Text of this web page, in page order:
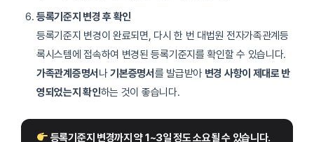
등록기준지 변경 후 확인
등록기준지 변경이 완료되면, 다시 한 번 대법원 전자가족관계등
록시스템에 접속하여 변경된 등록기준지를 확인할 수 있습니다.
가족관계증명서 나기본증명서를 발급받아 변경 사항이 제대로 반
영되었는지 확인하는 것이 좋습니다.
등록기준지 변경까지 약 1~3일 정도 소요될 수 있습니다.